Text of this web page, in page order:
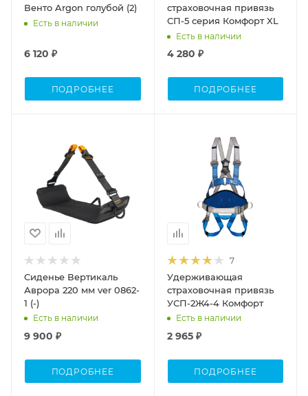
Венто Argon голубой (2)
Есть в наличии
6 120 ₽
ПОДРОБНЕЕ
страховочная привязь
СП-5 серия Комфорт XL
Есть в наличии
4 280 ₽
ПОДРОБНЕЕ
Сиденье Вертикаль
Аврора 220 мм ver 0862-
1 (-)
Есть в наличии
9 900 ₽
ПОДРОБНЕЕ
7
Удерживающая
страховочная привязь
УСП-2Ж4-4 Комфорт
Есть в наличии
2 965 ₽
ПОДРОБНЕЕ